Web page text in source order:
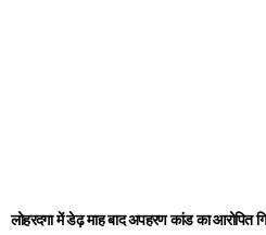
लोहरदगा में डेढ़ माह बाद अपहरण कांड का आरोपित